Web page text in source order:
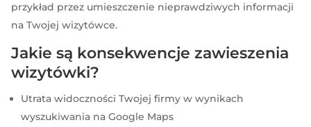
przykład przez umieszczenie nieprawdziwych informacji
na Twojej wizytówce.
Jakie są konsekwencje zawieszenia
wizytówki?
Utrata widoczności Twojej firmy w wynikach
wyszukiwania na Google Maps